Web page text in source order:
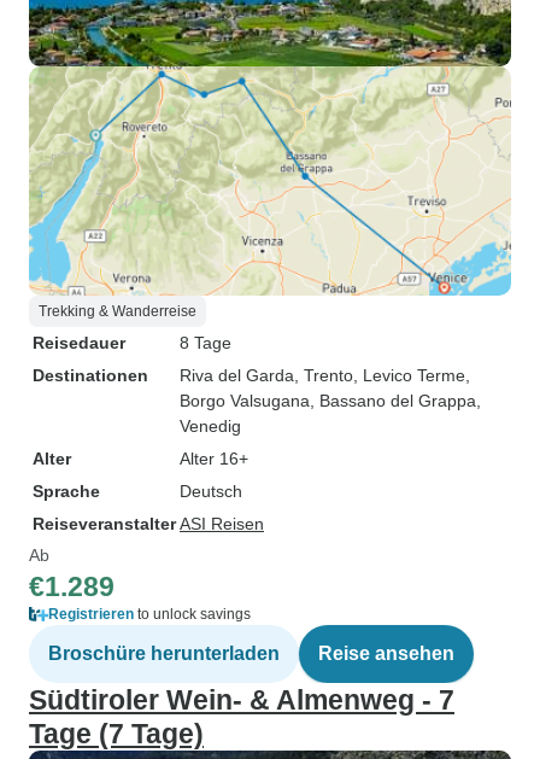
Trekking & Wanderreise
Reisedauer
8 Tage
Destinationen
Riva del Garda , Trento , Levico Terme
Borgo Valsugana , Bassano del Grappa
Venedig
Alter
Alter 16+
Sprache
Deutsch
ReiseveranstalterASI Reisen
Ab
€1.289
Registrieren to unlock savings
Broschüre herunterladen Reise ansehen
Südtiroler Wein- & Almenweg - 7
Tage (7 Tage)